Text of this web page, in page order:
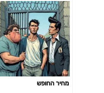
מחיר החופש